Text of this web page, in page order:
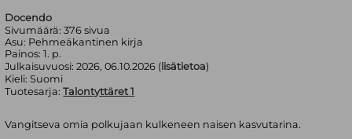
Docendo
Sivumäärä:376 sivua
Asu: Pehmeäkantinen kirja
Painos:1. p.
Julkaisuvuosi:2026, 06.10.2026 ( lisätietoa)
Kieli:Suomi
Tuotesarja: Talontyttäret 1
Vangitseva omia ­polkujaan kulkeneen naisen kasvutarina.